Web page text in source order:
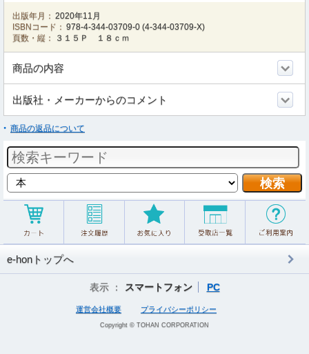
出版年月： 2020年11月
ISBNコード： 978-4-344-03709-0 (4-344-03709-X)
頁数・縦：
３１５Ｐ １８ｃｍ
商品の内容
出版社・メーカーからのコメント
商品の返品について
e-honトップへ
表示 ： スマートフォン PC
運営会社概要 プライバシーポリシー
Copyright © TOHAN CORPORATION